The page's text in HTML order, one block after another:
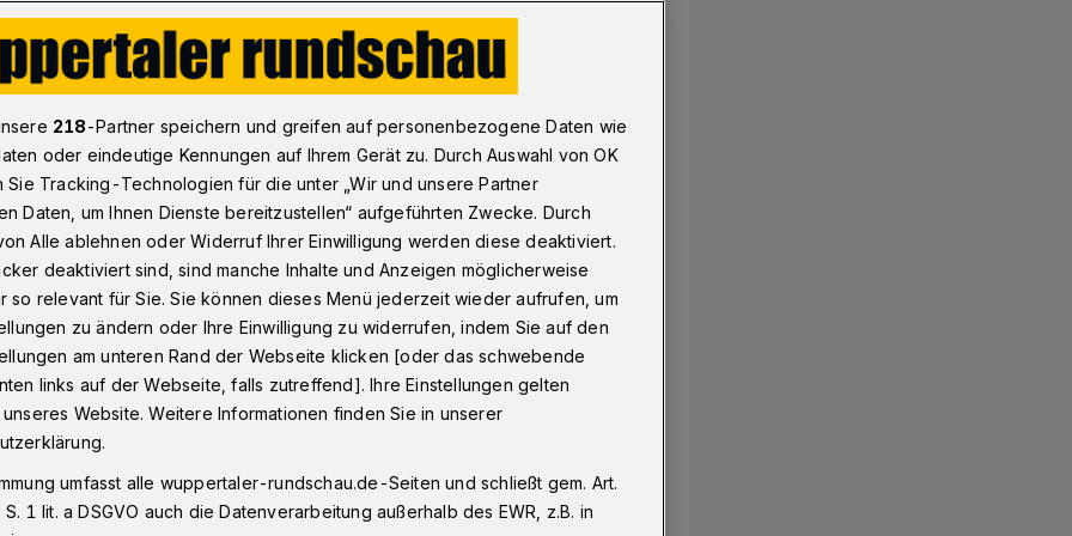
Stimmen nach dem BHC-Spiel gegen den TV Großwallstadt
„Macht uns als
der Handball-Zweitligist BHC gegen den
für die Hinspiel-Niederlage und
Beides gelang eindrucksvoll.
Uni-Halle.
218-Partner speichern und greifen auf personenbezogene Daten wie
oder eindeutige Kennungen auf Ihrem Gerät zu. Durch Auswahl von OK
Sie Tracking-Technologien für die unter „Wir und unsere Partner
Daten, um Ihnen Dienste bereitzustellen“ aufgeführten Zwecke. Durch
Alle ablehnen oder Widerruf Ihrer Einwilligung werden diese deaktiviert.
deaktiviert sind, sind manche Inhalte und Anzeigen möglicherweise
so relevant für Sie. Sie können dieses Menü jederzeit wieder aufrufen, um
zu ändern oder Ihre Einwilligung zu widerrufen, indem Sie auf den
am unteren Rand der Webseite klicken [oder das schwebende
links auf der Webseite, falls zutreffend]. Ihre Einstellungen gelten
Website. Weitere Informationen finden Sie in unserer
umfasst alle wuppertaler-rundschau.de-Seiten und schließt gem. Art.
1 lit. a DSGVO auch die Datenverarbeitung außerhalb des EWR, z.B. in